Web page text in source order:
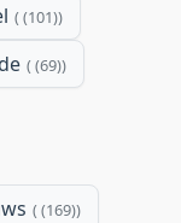
(101)
(69)
(169)